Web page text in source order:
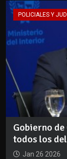
POLICIALES Y
Gobierno
todos los
Jan 26 2026